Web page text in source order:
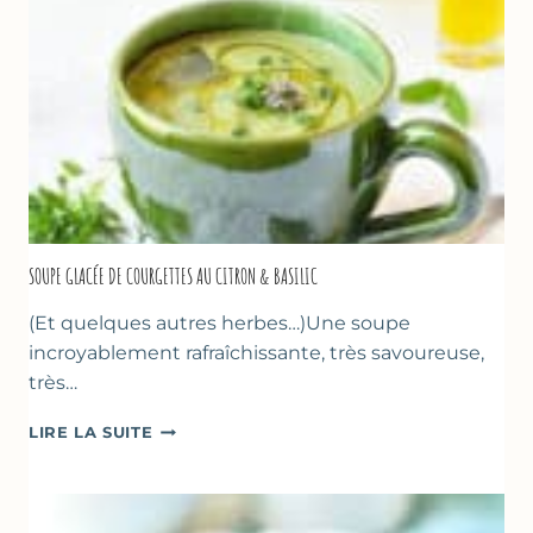
D’ORANGER
SOUPE GLACÉE DE COURGETTES AU CITRON & BASILIC
(Et quelques autres herbes…)Une soupe
incroyablement rafraîchissante, très savoureuse,
très…
LIRE LA SUITE SOUPE
COURGETTES
AU